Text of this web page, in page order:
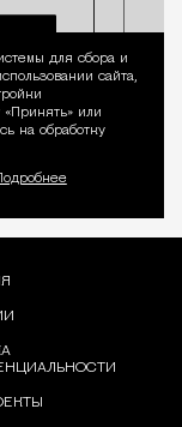
для сбора и
сайта,
или
на обработку
Подробнее